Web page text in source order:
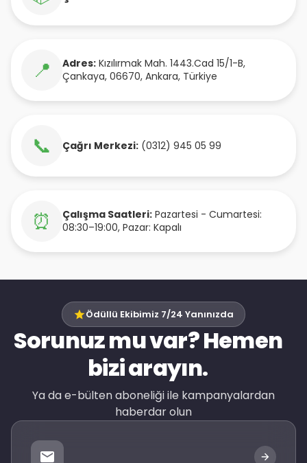
📍 Adres: Kızılırmak Mah. 1443.Cad 15/1-B,
Çankaya, 06670, Ankara, Türkiye
📞 Çağrı Merkezi: (0312) 945 05 99
⏰ Çalışma Saatleri: Pazartesi - Cumartesi:
08:30–19:00, Pazar: Kapalı
Ödüllü Ekibimiz 7/24 Yanınızda
Sorunuz mu var? Hemen
bizi arayın.
Ya da e-bülten aboneliği ile kampanyalardan
haberdar olun